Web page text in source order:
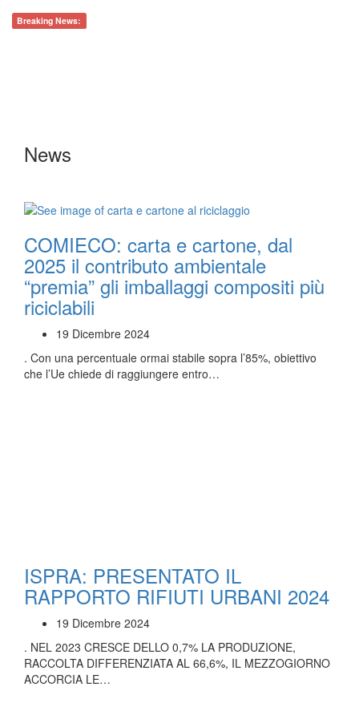
Breaking News:
News
COMIECO: carta e cartone, dal
2025 il contributo ambientale
“premia” gli imballaggi compositi più
riciclabili
19 Dicembre 2024
. Con una percentuale ormai stabile sopra l’85%, obiettivo
che l’Ue chiede di raggiungere entro…
ISPRA: PRESENTATO IL
RAPPORTO RIFIUTI URBANI 2024
19 Dicembre 2024
. NEL 2023 CRESCE DELLO 0,7% LA PRODUZIONE,
RACCOLTA DIFFERENZIATA AL 66,6%, IL MEZZOGIORNO
ACCORCIA LE…